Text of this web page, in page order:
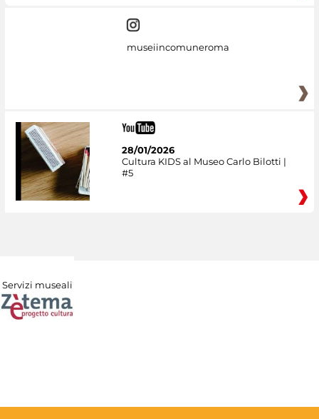
museiincomuneroma
28/01/2026
Cultura KIDS al Museo Carlo Bilotti |
#5
Servizi museali